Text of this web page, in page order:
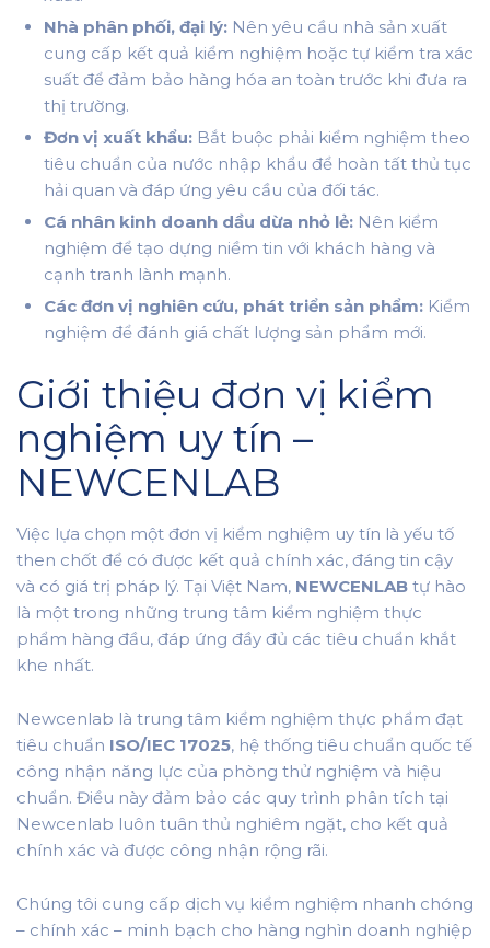
Nhà phân phối, đại lý: Nên yêu cầu nhà sản xuất
cung cấp kết quả kiểm nghiệm hoặc tự kiểm tra xác
suất để đảm bảo hàng hóa an toàn trước khi đưa ra
thị trường.
Đơn vị xuất khẩu: Bắt buộc phải kiểm nghiệm theo
tiêu chuẩn của nước nhập khẩu để hoàn tất thủ tục
hải quan và đáp ứng yêu cầu của đối tác.
Cá nhân kinh doanh dầu dừa nhỏ lẻ: Nên kiểm
nghiệm để tạo dựng niềm tin với khách hàng và
cạnh tranh lành mạnh.
Các đơn vị nghiên cứu, phát triển sản phẩm: Kiểm
nghiệm để đánh giá chất lượng sản phẩm mới.
Giới thiệu đơn vị kiểm
nghiệm uy tín –
NEWCENLAB
Việc lựa chọn một đơn vị kiểm nghiệm uy tín là yếu tố
then chốt để có được kết quả chính xác, đáng tin cậy
và có giá trị pháp lý. Tại Việt Nam, NEWCENLAB tự hào
là một trong những trung tâm kiểm nghiệm thực
phẩm hàng đầu, đáp ứng đầy đủ các tiêu chuẩn khắt
khe nhất.
Newcenlab là trung tâm kiểm nghiệm thực phẩm đạt
tiêu chuẩn ISO/IEC 17025, hệ thống tiêu chuẩn quốc tế
công nhận năng lực của phòng thử nghiệm và hiệu
chuẩn. Điều này đảm bảo các quy trình phân tích tại
Newcenlab luôn tuân thủ nghiêm ngặt, cho kết quả
chính xác và được công nhận rộng rãi.
Chúng tôi cung cấp dịch vụ kiểm nghiệm nhanh chóng
– chính xác – minh bạch cho hàng nghìn doanh nghiệp